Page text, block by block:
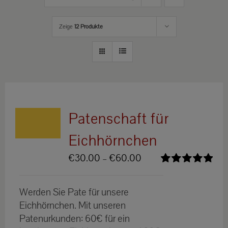
Zeige 12 Produkte
Patenschaft für
Eichhörnchen
€30.00 – €60.00Preisspanne:
Werden Sie Pate für unsere
Eichhörnchen. Mit unseren
Patenurkunden: 60€ für ein